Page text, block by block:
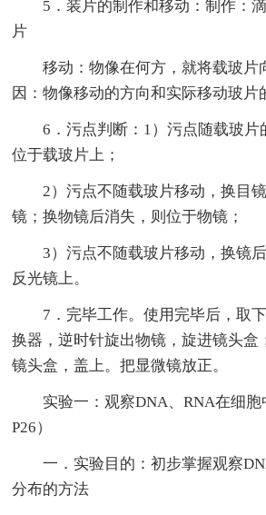
5．装片的制作和移动：制作：
片
移动：物像在何方，就将载玻片
因：物像移动的方向和实际移动玻片
6．污点判断：1）污点随载玻片
位于载玻片上；
2）污点不随载玻片移动，换目镜
镜；换物镜后消失，则位于物镜；
3）污点不随载玻片移动，换镜后
反光镜上。
7．完毕工作。使用完毕后，取下
换器，逆时针旋出物镜，旋进镜头盒
镜头盒，盖上。把显微镜放正。
实验一：观察DNA、RNA在细胞
P26）
一．实验目的：初步掌握观察
分布的方法